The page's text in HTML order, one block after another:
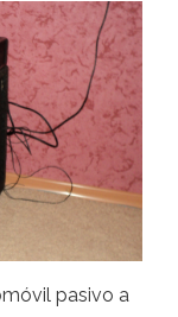
pasivo a